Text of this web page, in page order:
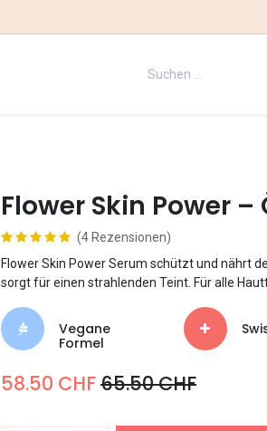
Flower Skin Power
(4 Rezensionen)
Flower Skin Power Serum schützt und nährt
sorgt für einen strahlenden Teint. Für alle
Vegane
Formel
58.50 CHF65.50CHF